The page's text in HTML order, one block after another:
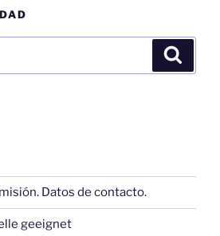
Datos de contacto.
geeignet